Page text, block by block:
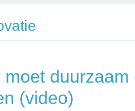
(video)